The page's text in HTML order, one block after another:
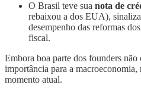
O Brasil teve sua nota de
rebaixou a dos EUA),
desempenho das reformas
fiscal.
Embora boa parte dos founders não
importância para a macroeconomia,
momento atual.